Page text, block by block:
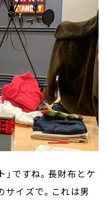
」ですね。長財布とケ
イズで。これは男